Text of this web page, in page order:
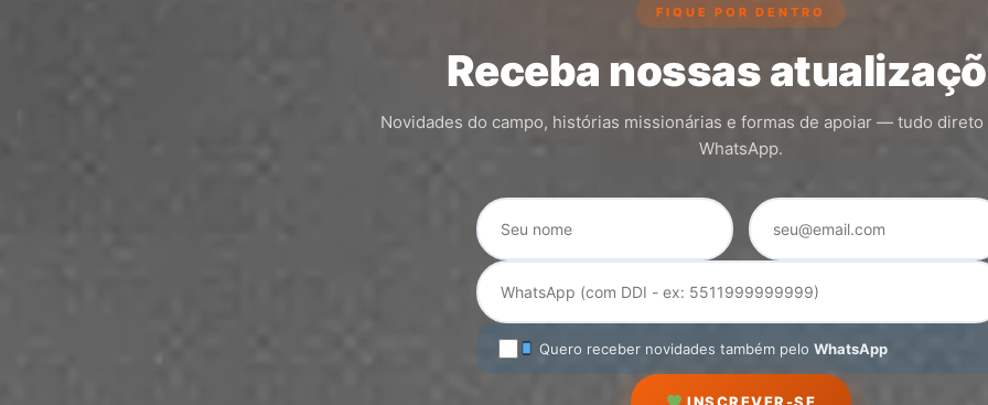
FIQUE POR DENTRO
Receba nossas
Novidades do campo, histórias missionárias e formas de apoiar — tudo direto
WhatsApp.
Quero receber novidades também pelo WhatsApp
INSCREVER-SE